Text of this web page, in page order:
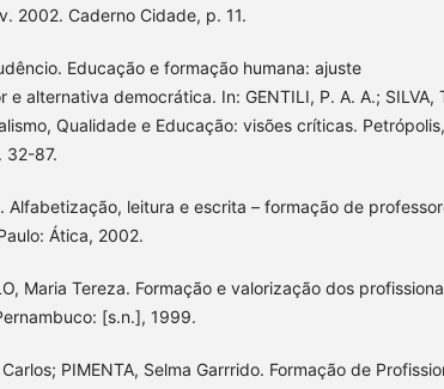
2002. Caderno Cidade, p. 11.
Educação e formação humana: ajuste
e alternativa democrática. In: GENTILI, P. A. A.; SILVA,
Qualidade e Educação: visões críticas.
32-87.
Alfabetização, leitura e escrita – formação de
Ática, 2002.
Maria Tereza. Formação e valorização dos
[s.n.], 1999.
PIMENTA, Selma Garrrido. Formação de